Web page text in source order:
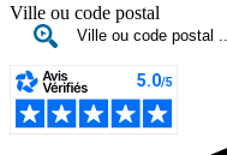
Ville ou code postal